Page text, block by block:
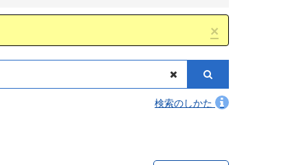
×
検索のしかた